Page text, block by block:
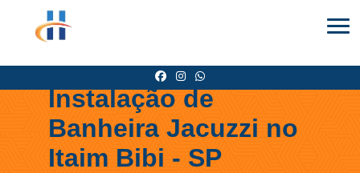
Instalação de
Banheira Jacuzzi no
Itaim Bibi - SP